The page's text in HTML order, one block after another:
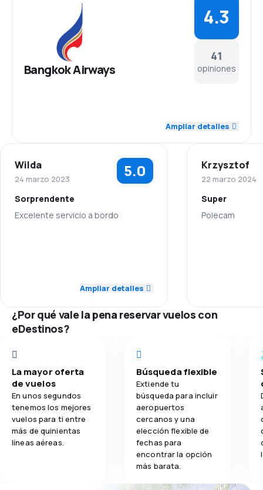
Bangkok Airways
41
opiniones
4.3
Red de conexiones 4.4
Precio del billete 3.9
Ampliar detalles
Wilda
24 marzo 2023 5.0
Sorprendente
Excelente servicio a bordo
Precio del billete
5.0
Transporte de equipaje 5.0
Comidas 5.0
Ampliar detalles
Krzysztof
22 marzo 2024
Super
Polecam
Comodidad
Transporte
¿Por qué vale la pena reservar vuelos con
eDestinos?
La mayor oferta
de vuelos
En unos segundos
tenemos los mejores
vuelos para ti entre
más de quinientas
líneas aéreas.
Búsqueda flexible
Extiende tu
búsqueda para incluir
aeropuertos
cercanos y una
elección flexible de
fechas para
encontrar la opción
más barata.